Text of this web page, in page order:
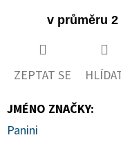
v průměru
ZEPTAT SE
JMÉNO ZNAČKY:
Panini